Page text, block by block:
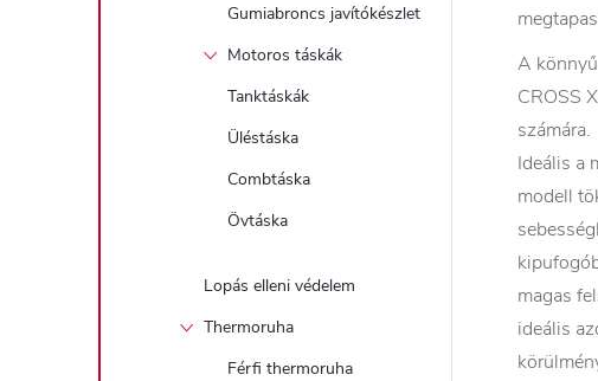
Gumiabroncs javítókészlet
Motoros táskák
Tanktáskák
Üléstáska
Combtáska
Övtáska
Lopás elleni védelem
Thermoruha
Férfi thermoruha
A
CROSS
számára.
Ideális a
modell
magas
ideális